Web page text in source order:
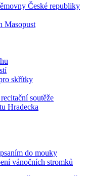
České republiky
Masopust
skřítky
soutěže
Hradecka
do mouky
vánočních stromků